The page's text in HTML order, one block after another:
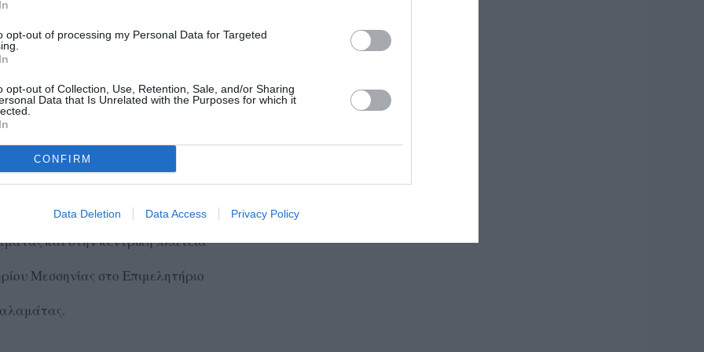
opt-out of processing my Personal Data for Targeted
opt-out of Collection, Use, Retention, Sale, and/or Sharing
Data that Is Unrelated with the Purposes for which it
CONFIRM
Data Deletion Data Access Privacy Policy
πρόγραμμα να έχει ως εξής:
Μεσσηνίας με το σεβασμιώτατο μητροπολίτη κ.
Μεσσηνίας με στελέχη της Περιφέρειας
στο Δικαστικό Μέγαρο Καλαμάτας
στο παλιό Δημαρχείο
Τύπου στα ΜΜΕ.
και στην κεντρική πλατεία
Μεσσηνίας στο Επιμελητήριο